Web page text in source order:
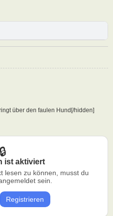
über den faulen Hund[/hidden]
ist aktiviert
lesen zu können, musst du
sein.
Registrieren